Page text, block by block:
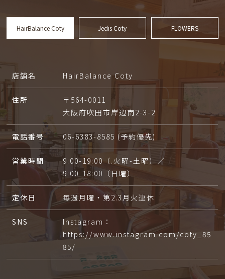
HairBalance Coty Jedis Coty FLOWERS
店舗名 HairBalance Coty
住所
〒564-0011
大阪府吹田市岸辺南2-3-2
電話番号 06-6383-8585 (予約優先)
営業時間
9:00-19:00（.火曜-土曜）／
9:00-18:00（日曜）
定休日 毎週月曜・第2.3月火連休
SNS
Instagram：
https://www.instagram.com/coty_85
85/